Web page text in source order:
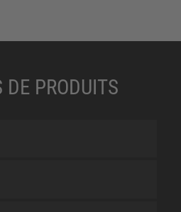
DE PRODUITS